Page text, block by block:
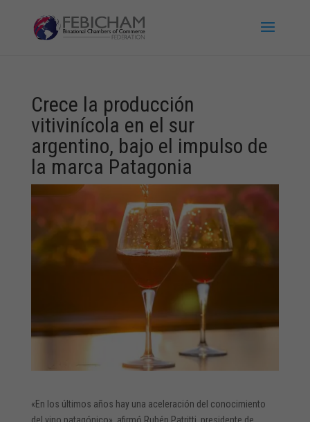
Crece la producción
vitivinícola en el sur
argentino, bajo el impulso de
la marca Patagonia
«En los últimos años hay una aceleración del conocimiento
del vino patagónico», afirmó Rubén Patritti, presidente de